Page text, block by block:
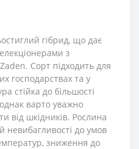
гібрид, що дає
з
Сорт підходить для
господарствах та у
стійка до більшості
варто уважно
від шкідників. Рослина
невибагливості до умов
зниження до